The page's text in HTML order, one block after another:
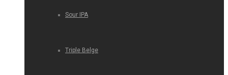
Sour IPA
Triple Belge